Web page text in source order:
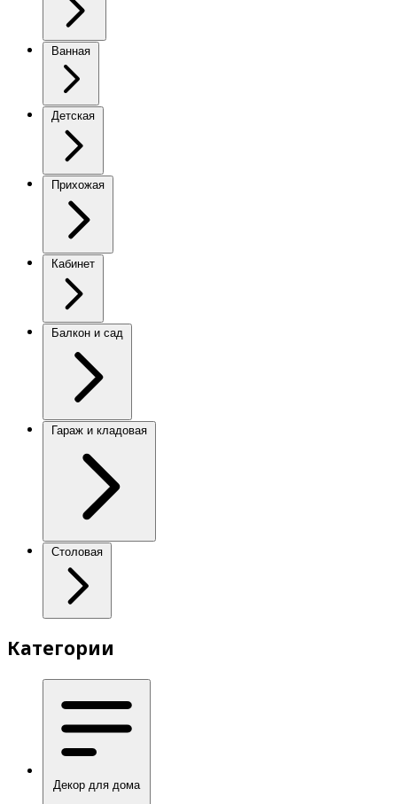
Ванная
Детская
Прихожая
Кабинет
Балкон и сад
Гараж и кладовая
Столовая
Категории
Декор для дома